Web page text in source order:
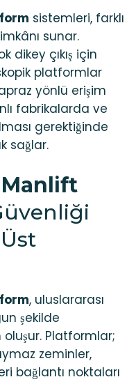
sistemleri, farklı
sunar.
dikey çıkış için
platformlar
yönlü erişim
fabrikalarda ve
gerektiğinde
sağlar.
Manlift
, uluslararası
şekilde
Platformlar;
zeminler,
bağlantı noktaları